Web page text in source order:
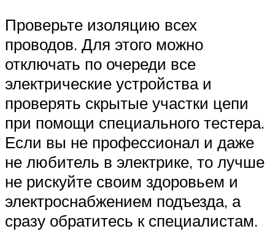
Проверьте изоляцию всех
проводов. Для этого можно
отключать по очереди все
электрические устройства и
проверять скрытые участки цепи
при помощи специального тестера.
Если вы не профессионал и даже
не любитель в электрике, то лучше
не рискуйте своим здоровьем и
электроснабжением подъезда, а
сразу обратитесь к специалистам.